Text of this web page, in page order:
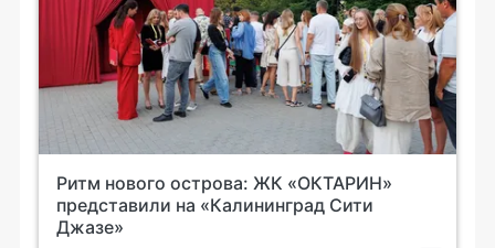
Ритм нового острова: ЖК «ОКТАРИН»
представили на «Калининград Сити
Джазе»